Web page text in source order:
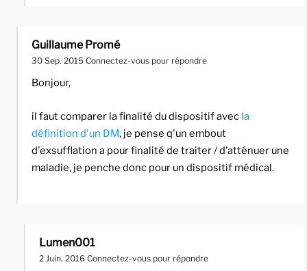
Guillaume Promé
30 Sep. 2015 Connectez-vous pour répondre
Bonjour,
il faut comparer la finalité du dispositif avec la
définition d'un DM, je pense q'un embout
d'exsufflation a pour finalité de traiter / d’atténuer une
maladie, je penche donc pour un dispositif médical.
Lumen001
2 Juin. 2016 Connectez-vous pour répondre